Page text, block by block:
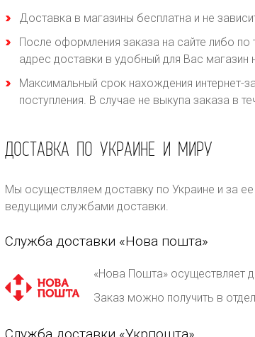
Доставка в магазины бесплатна и не
После оформления заказа на сайте либо
адрес доставки в удобный для Вас магазин
Максимальный срок нахождения интернет-
поступления. В случае не выкупа заказа в
ДОСТАВКА ПО УКРАИНЕ И МИРУ
Мы осуществляем доставку по Украине и за
ведущими службами доставки.
Служба доставки «Нова пошта»
«Нова Пошта» осуществляет
Заказ можно получить в